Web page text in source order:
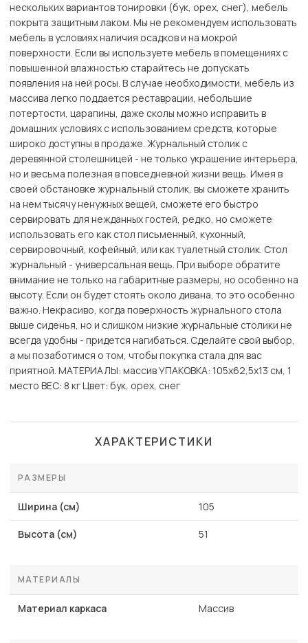
нескольких вариантов тонировки (бук, орех, снег), мебель
покрыта защитным лаком. Мы не рекомендуем использовать
мебель в условиях наличия осадков и на мокрой
поверхности. Если вы используете мебель в помещениях с
повышенной влажностью старайтесь не допускать
появления на ней росы. В случае необходимости, мебель из
массива легко поддается реставрации, небольшие
потертости, царапины, даже сколы можно исправить в
домашних условиях с использованием средств, которые
широко доступны в продаже. Журнальный столик с
деревянной столешницей - не только украшение интерьера,
но и весьма полезная в повседневной жизни вещь. Имея в
своей обстановке журнальный столик, вы сможете хранить
на нем тысячу ненужных вещей, сможете его быстро
сервировать для нежданных гостей, редко, но сможете
использовать его как стол письменный, кухонный,
сервировочный, кофейный, или как туалетный столик. Стол
журнальный - универсальная вещь. При выборе обратите
внимание не только на габаритные размеры, но особенно на
высоту. Если он будет стоять около дивана, то это особенно
важно. Некрасиво, когда поверхность журнального стола
выше сиденья, но и слишком низкие журнальные столики не
всегда удобны - придется нагибаться. Сделайте свой выбор,
а мы позаботимся о том, чтобы покупка стала для вас
приятной. МАТЕРИАЛЫ: массив УПАКОВКА: 105х62,5х13 см, 1
место ВЕС: 8 кг Цвет: бук, орех, снег
ХАРАКТЕРИСТИКИ
РАЗМЕРЫ
Ширина (см) 105
Высота (см) 51
МАТЕРИАЛЫ
Материал каркаса Массив